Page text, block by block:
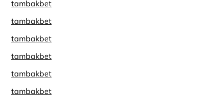
tambakbet
tambakbet
tambakbet
tambakbet
tambakbet
tambakbet